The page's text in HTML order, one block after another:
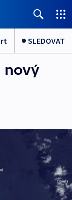
SLEDOVAT
nový